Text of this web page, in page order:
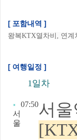
[ 포함내역 ]
왕복KTX열차비, 연계
[ 여행일정 ]
1일차
서
울
07:50서